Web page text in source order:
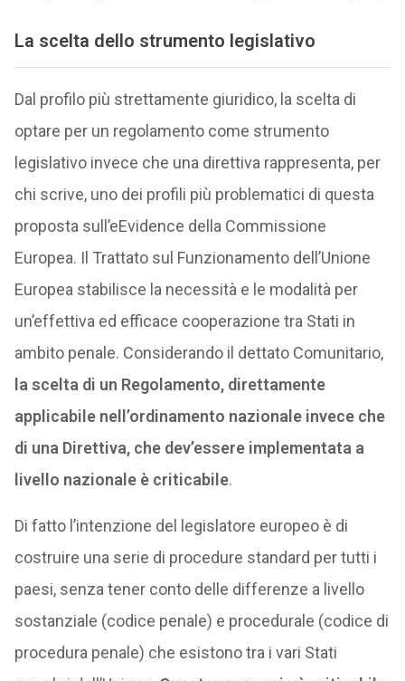
La scelta dello strumento legislativo
Dal profilo più strettamente giuridico, la scelta di
optare per un regolamento come strumento
legislativo invece che una direttiva rappresenta, per
chi scrive, uno dei profili più problematici di questa
proposta sull’eEvidence della Commissione
Europea. Il Trattato sul Funzionamento dell’Unione
Europea stabilisce la necessità e le modalità per
un’effettiva ed efficace cooperazione tra Stati in
ambito penale. Considerando il dettato Comunitario,
la scelta di un Regolamento, direttamente
applicabile nell’ordinamento nazionale invece che
di una Direttiva, che dev’essere implementata a
livello nazionale è criticabile.
Di fatto l’intenzione del legislatore europeo è di
costruire una serie di procedure standard per tutti i
paesi, senza tener conto delle differenze a livello
sostanziale (codice penale) e procedurale (codice di
procedura penale) che esistono tra i vari Stati